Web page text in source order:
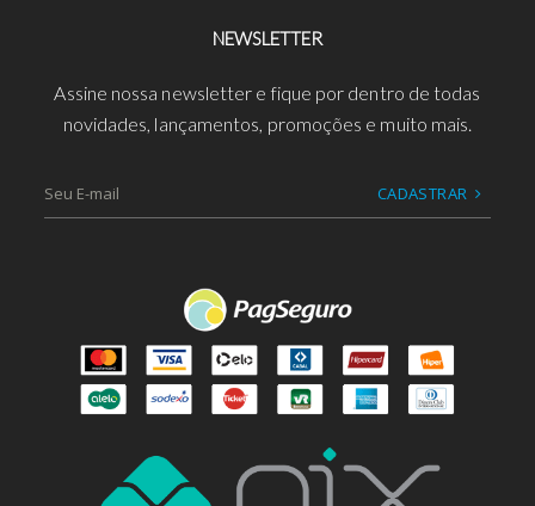
NEWSLETTER
Assine nossa newsletter e fique por dentro de todas
novidades, lançamentos, promoções e muito mais.
CADASTRAR